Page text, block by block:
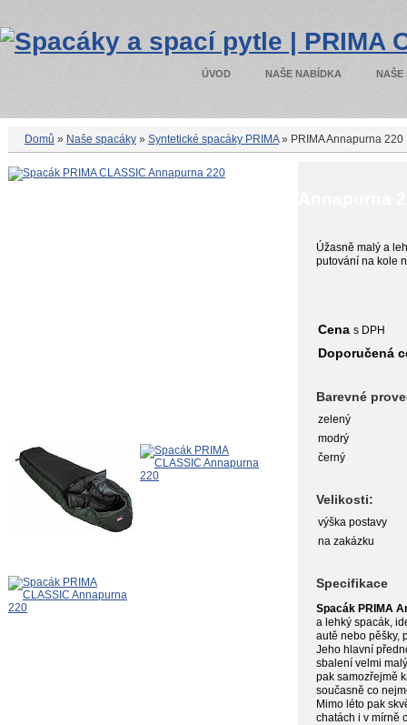
ÚVOD NAŠE NABÍDKA NAŠE
Domů » Naše spacáky » Syntetické spacáky PRIMA» PRIMA Annapurna 220
Úžasně malý a
putování na kole
Cena s DPH
Doporučená
Barevné
zelený
modrý
černý
Velikosti:
výška postavy
na zakázku
Specifikace
Spacák PRIMA
a lehký spacák,
autě nebo pěšky,
Jeho hlavní
sbalení velmi
pak samozřejmě
současně co
Mimo léto pak
chatách i v mírně